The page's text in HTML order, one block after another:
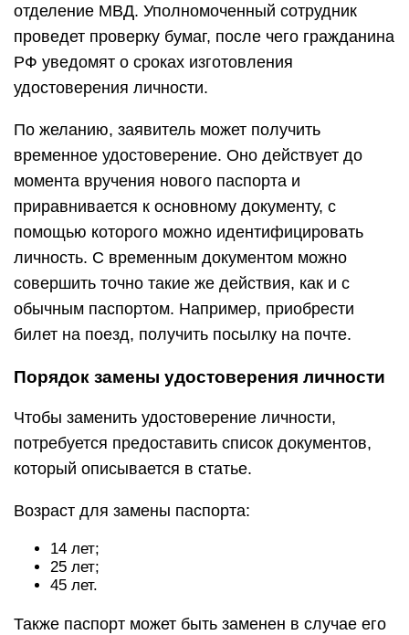
отделение МВД. Уполномоченный сотрудник
проведет проверку бумаг, после чего гражданина
РФ уведомят о сроках изготовления
удостоверения личности.
По желанию, заявитель может получить
временное удостоверение. Оно действует до
момента вручения нового паспорта и
приравнивается к основному документу, с
помощью которого можно идентифицировать
личность. С временным документом можно
совершить точно такие же действия, как и с
обычным паспортом. Например, приобрести
билет на поезд, получить посылку на почте.
Порядок замены удостоверения личности
Чтобы заменить удостоверение личности,
потребуется предоставить список документов,
который описывается в статье.
Возраст для замены паспорта:
14 лет;
25 лет;
45 лет.
Также паспорт может быть заменен в случае его